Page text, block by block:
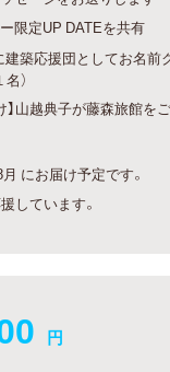
限定UP DATEを共有
建築応援団としてお名前
）
】山越典子が藤森旅館を
にお届け予定です。
しています。
円